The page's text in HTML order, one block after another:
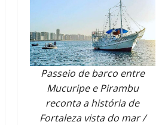
Passeio de barco entre
Mucuripe e Pirambu
reconta a história de
Fortaleza vista do mar /